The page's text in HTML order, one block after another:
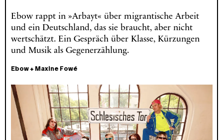
Ebow rappt in »Arbayt« über migrantische Arbeit
und ein Deutschland, das sie braucht, aber nicht
wertschätzt. Ein Gespräch über Klasse, Kürzungen
und Musik als Gegenerzählung.
Ebow+ Maxine Fowé